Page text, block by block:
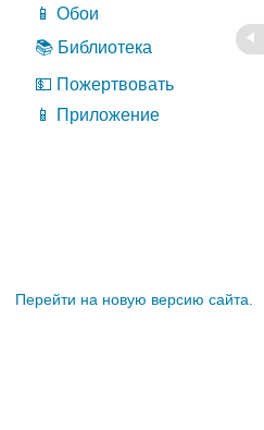
📱 Обои
📚 Библиотека
💵 Пожертвовать
📱 Приложение
Перейти на новую версию сайта.